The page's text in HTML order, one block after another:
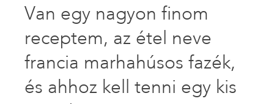
Van egy nagyon finom
receptem, az étel neve
francia marhahúsos fazék,
és ahhoz kell tenni egy kis